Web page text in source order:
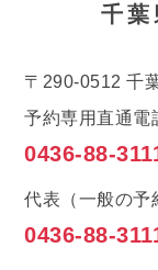
センター紹介
センターの概
病院基本理念
施設について
千葉
〒290-0512 千
予約専用直通電
0436-88-
代表（一般の予
0436-88-